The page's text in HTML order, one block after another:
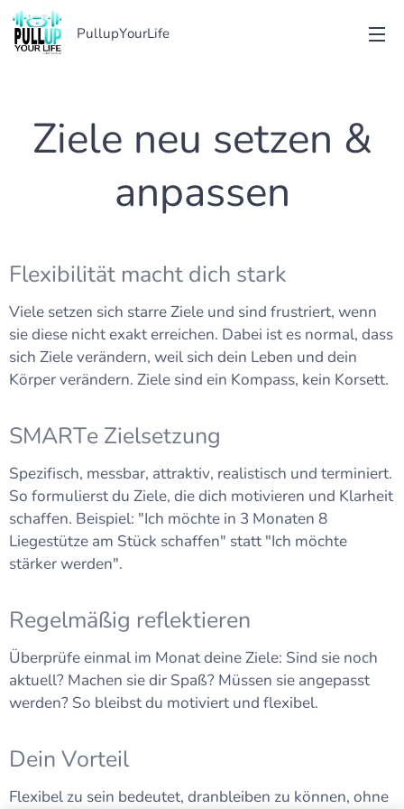
PullupYourLife
Ziele neu setzen &
anpassen
Flexibilität macht dich stark
Viele setzen sich starre Ziele und sind frustriert, wenn
sie diese nicht exakt erreichen. Dabei ist es normal, dass
sich Ziele verändern, weil sich dein Leben und dein
Körper verändern. Ziele sind ein Kompass, kein Korsett.
SMARTe Zielsetzung
Spezifisch, messbar, attraktiv, realistisch und terminiert.
So formulierst du Ziele, die dich motivieren und Klarheit
schaffen. Beispiel: "Ich möchte in 3 Monaten 8
Liegestütze am Stück schaffen" statt "Ich möchte
stärker werden".
Regelmäßig reflektieren
Überprüfe einmal im Monat deine Ziele: Sind sie noch
aktuell? Machen sie dir Spaß? Müssen sie angepasst
werden? So bleibst du motiviert und flexibel.
Dein Vorteil
Flexibel zu sein bedeutet, dranbleiben zu können, ohne